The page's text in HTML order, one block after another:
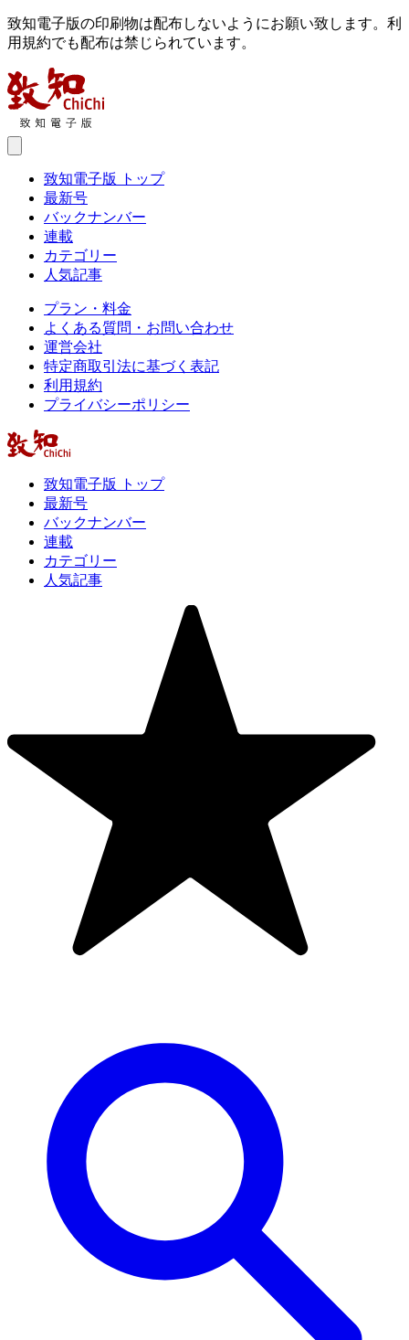
致知電子版の印刷物は配布しないようにお願い致します。利
用規約でも配布は禁じられています。
致知電子版 トップ
最新号
バックナンバー
連載
カテゴリー
人気記事
プラン・料金
よくある質問・お問い合わせ
運営会社
特定商取引法に基づく表記
利用規約
プライバシーポリシー
致知電子版 トップ
最新号
バックナンバー
連載
カテゴリー
人気記事